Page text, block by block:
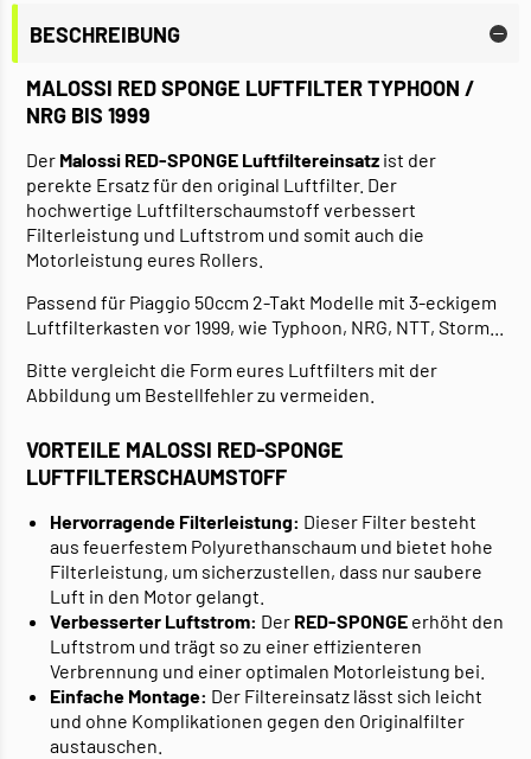
BESCHREIBUNG
MALOSSI RED SPONGE LUFTFILTER TYPHOON /
NRG BIS 1999
Der Malossi RED-SPONGE Luftfiltereinsatz ist der
perekte Ersatz für den original Luftfilter. Der
hochwertige Luftfilterschaumstoff verbessert
Filterleistung und Luftstrom und somit auch die
Motorleistung eures Rollers.
Passend für Piaggio 50ccm 2-Takt Modelle mit 3-eckigem
Luftfilterkasten vor 1999, wie Typhoon, NRG, NTT, Storm...
Bitte vergleicht die Form eures Luftfilters mit der
Abbildung um Bestellfehler zu vermeiden.
VORTEILE MALOSSI RED-SPONGE
LUFTFILTERSCHAUMSTOFF
Hervorragende Filterleistung: Dieser Filter besteht
aus feuerfestem Polyurethanschaum und bietet hohe
Filterleistung, um sicherzustellen, dass nur saubere
Luft in den Motor gelangt.
Verbesserter Luftstrom: Der RED-SPONGE erhöht den
Luftstrom und trägt so zu einer effizienteren
Verbrennung und einer optimalen Motorleistung bei.
Einfache Montage: Der Filtereinsatz lässt sich leicht
und ohne Komplikationen gegen den Originalfilter
austauschen.